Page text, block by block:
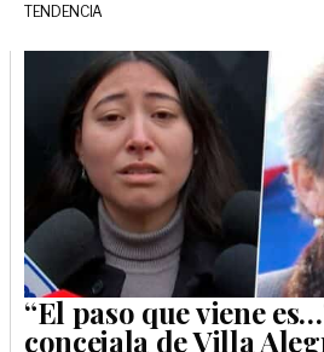
TENDENCIA
“El paso que viene
concejala de Villa